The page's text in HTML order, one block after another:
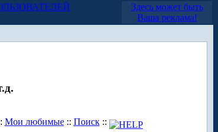
Здесь может быть
Ваша реклама!
Мои любимые:: Поиск::